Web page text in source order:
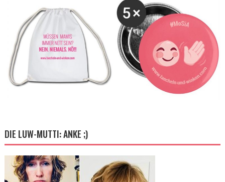
DIE LUW-MUTTI: ANKE ;)